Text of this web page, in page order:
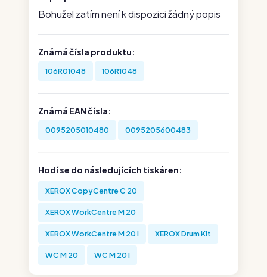
Bohužel zatím není k dispozici žádný popis
Známá čísla produktu:
106R01048 106R1048
Známá EAN čísla:
0095205010480 0095205600483
Hodí se do následujících tiskáren:
XEROX CopyCentre C 20
XEROX WorkCentre M 20
XEROX WorkCentre M 20 I XEROX Drum Kit
WC M 20 WC M 20 I